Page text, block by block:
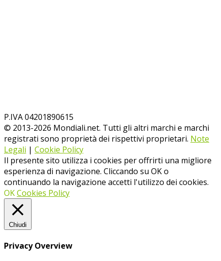
P.IVA 04201890615
© 2013-2026 Mondiali.net. Tutti gli altri marchi e marchi
registrati sono proprietà dei rispettivi proprietari. Note
Legali | Cookie Policy
Il presente sito utilizza i cookies per offrirti una migliore
esperienza di navigazione. Cliccando su OK o
continuando la navigazione accetti l'utilizzo dei cookies.
OKCookies Policy
Chiudi
Privacy Overview